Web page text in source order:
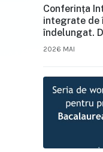
Conferința
integrate de
îndelungat.
Ediția a X‑a,
2026 MAI